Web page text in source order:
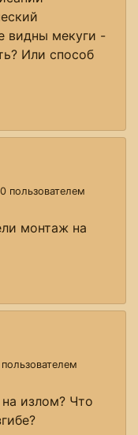
видны мекуги -
Или способ
пользователем
монтаж на
излом? Что